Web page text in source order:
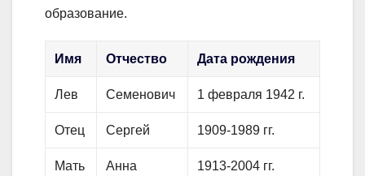
образование.
Имя Отчество Дата рождения
Лев Семенович 1 февраля 1942 г.
Отец Сергей 1909-1989 гг.
Мать Анна 1913-2004 гг.